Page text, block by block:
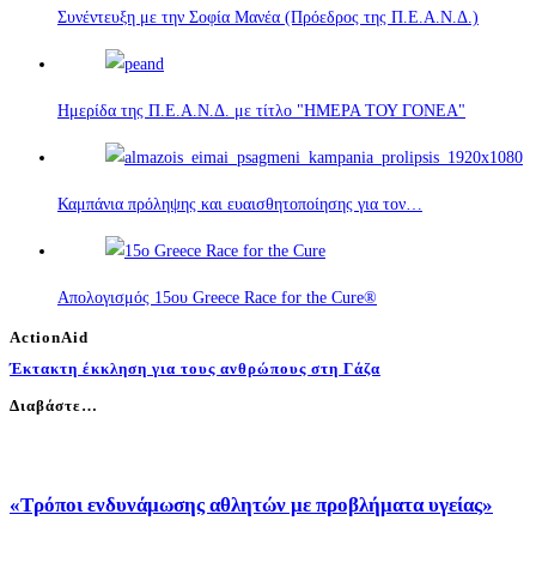
Συνέντευξη με την Σοφία Μανέα (Πρόεδρος της Π.Ε.Α.Ν.Δ.)
Ημερίδα της Π.Ε.Α.Ν.Δ. με τίτλο "ΗΜΕΡΑ ΤΟΥ ΓΟΝΕΑ"
Καμπάνια πρόληψης και ευαισθητοποίησης για τον…
Απολογισμός 15ου Greece Race for the Cure®
ActionAid
Έκτακτη έκκληση για τους ανθρώπους στη Γάζα
Διαβάστε…
«Τρόποι ενδυνάμωσης αθλητών με προβλήματα υγείας»